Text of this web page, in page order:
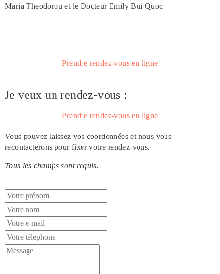
Maria Theodorou et le Docteur Emily Bui Quoc
Prendre rendez-vous en ligne
Je veux un rendez-vous :
Prendre rendez-vous en ligne
Vous pouvez laissez vos coordonnées et nous vous
recontacterons pour fixer votre rendez-vous.
Tous les champs sont requis.